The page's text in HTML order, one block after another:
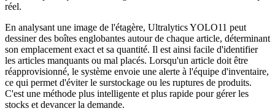
réel.
En analysant une image de l'étagère, Ultralytics YOLO11 peut
dessiner des boîtes englobantes autour de chaque article, déterminant
son emplacement exact et sa quantité. Il est ainsi facile d'identifier
les articles manquants ou mal placés. Lorsqu'un article doit être
réapprovisionné, le système envoie une alerte à l'équipe d'inventaire,
ce qui permet d'éviter le surstockage ou les ruptures de produits.
C'est une méthode plus intelligente et plus rapide pour gérer les
stocks et devancer la demande.